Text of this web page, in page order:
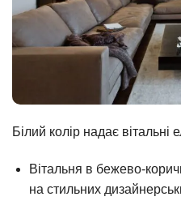
Білий колір надає вітальні
Вітальня в бежево-
на стильних